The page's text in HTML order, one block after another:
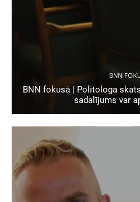
BNN
BNN fokusā | Politologa
sadalījums var